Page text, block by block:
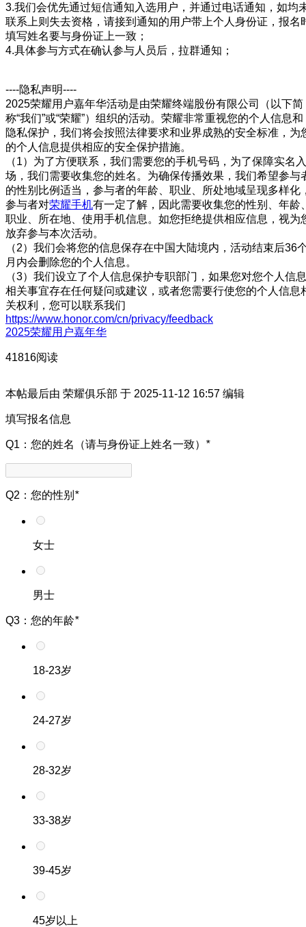
3.我们会优先通过短信通知入选用户，并通过电话通知，如均
联系上则失去资格，请接到通知的用户带上个人身份证，报名
填写姓名要与身份证上一致；
4.具体参与方式在确认参与人员后，拉群通知；
----隐私声明----
2025荣耀用户嘉年华活动是由荣耀终端股份有限公司（以下简
称“我们”或“荣耀”）组织的活动。荣耀非常重视您的个人信息和
隐私保护，我们将会按照法律要求和业界成熟的安全标准，为
的个人信息提供相应的安全保护措施。
（1）为了方便联系，我们需要您的手机号码，为了保障实名入
场，我们需要收集您的姓名。为确保传播效果，我们希望参与
的性别比例适当，参与者的年龄、职业、所处地域呈现多样化
参与者对荣耀手机有一定了解，因此需要收集您的性别、年龄
职业、所在地、使用手机信息。如您拒绝提供相应信息，视为
放弃参与本次活动。
（2）我们会将您的信息保存在中国大陆境内，活动结束后36
月内会删除您的个人信息。
（3）我们设立了个人信息保护专职部门，如果您对您个人信息
相关事宜存在任何疑问或建议，或者您需要行使您的个人信息
关权利，您可以联系我们
https://www.honor.com/cn/privacy/feedback
2025荣耀用户嘉年华
41816阅读
本帖最后由 荣耀俱乐部 于 2025-11-12 16:57 编辑
填写报名信息
Q1：您的姓名（请与身份证上姓名一致） *
Q2：您的性别 *
女士
男士
Q3：您的年龄*
18-23岁
24-27岁
28-32岁
33-38岁
39-45岁
45岁以上